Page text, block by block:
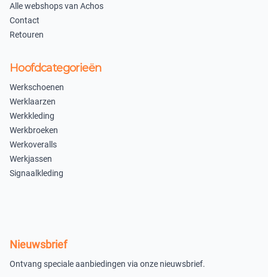
×
Uitverkocht
In winkelmandje
Alle webshops van Achos
Contact
Retouren
Hoofdcategorieën
Werkschoenen
Werklaarzen
Werkkleding
Werkbroeken
Werkoveralls
Werkjassen
Signaalkleding
Nieuwsbrief
Ontvang speciale aanbiedingen via onze nieuwsbrief.